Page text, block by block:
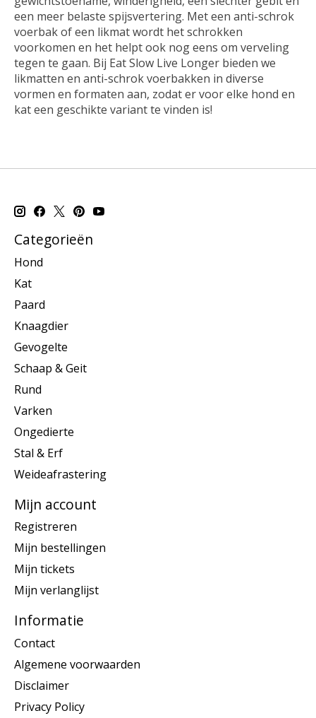
een meer belaste spijsvertering. Met een anti-schrok
voerbak of een likmat wordt het schrokken
voorkomen en het helpt ook nog eens om verveling
tegen te gaan. Bij Eat Slow Live Longer bieden we
likmatten en anti-schrok voerbakken in diverse
vormen en formaten aan, zodat er voor elke hond en
kat een geschikte variant te vinden is!
Categorieën
Hond
Kat
Paard
Knaagdier
Gevogelte
Schaap & Geit
Rund
Varken
Ongedierte
Stal & Erf
Weideafrastering
Mijn account
Registreren
Mijn bestellingen
Mijn tickets
Mijn verlanglijst
Informatie
Contact
Algemene voorwaarden
Disclaimer
Privacy Policy